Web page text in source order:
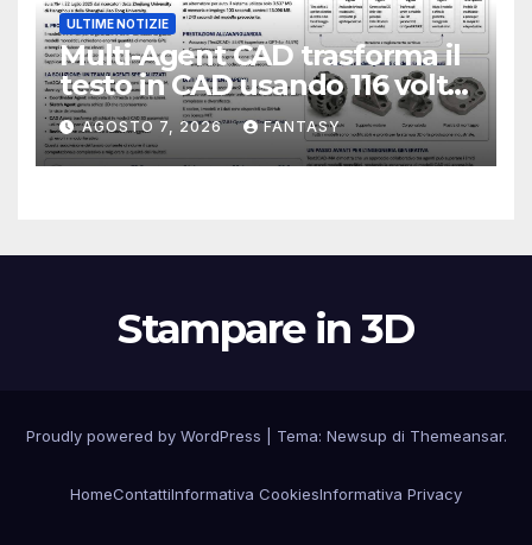
ULTIME NOTIZIE
Multi-Agent CAD trasforma il
testo in CAD usando 116 volte
meno token
AGOSTO 7, 2026 FANTASY
Stampare in 3D
Proudly powered by WordPress Tema: Newsup di Themeansar.
HomeContattiInformativa CookiesInformativa Privacy